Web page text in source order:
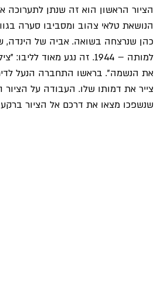
הציור הראשון הוא זה שנתן לתערוכה
הנושאת טלאי צהוב ומסביבו סערה
כהן שנרצחה בשואה. אביה של הינדה,
למותה – 1944. זה נגע
את הנשמה". בראשו התחברה הנעל
שנשפכו מצאו את דרכם אל הציור ברקע